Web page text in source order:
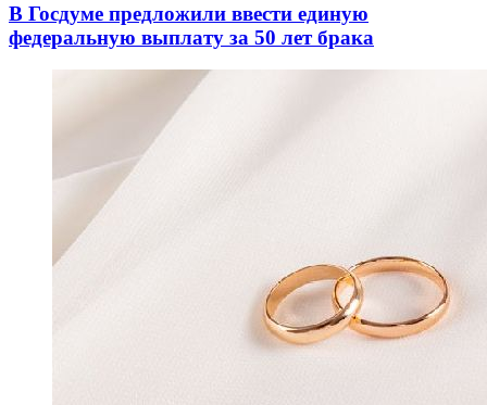
В Госдуме предложили ввести единую
федеральную выплату за 50 лет брака